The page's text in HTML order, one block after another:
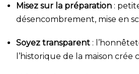
Misez sur la préparation :
désencombrement, mise en
Soyez transparent :
l’historique de la maison crée